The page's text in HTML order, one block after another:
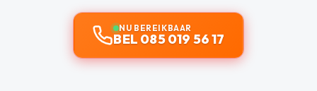
NU BEREIKBAAR
BEL 085 019 56 17